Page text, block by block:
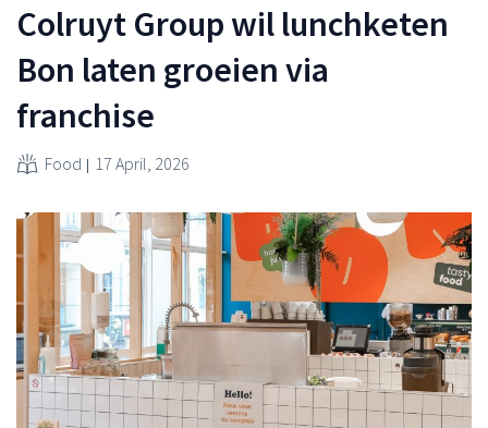
Colruyt Group wil lunchketen
Bon laten groeien via
franchise
Food 17 April, 2026